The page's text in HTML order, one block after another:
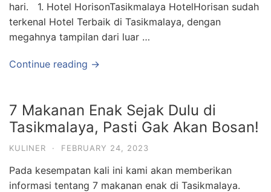
hari. 1. Hotel HorisonTasikmalaya HotelHorisan sudah
terkenal Hotel Terbaik di Tasikmalaya, dengan
megahnya tampilan dari luar …
Continue reading →
7 Makanan Enak Sejak Dulu di
Tasikmalaya, Pasti Gak Akan Bosan!
KULINER · FEBRUARY 24, 2023
Pada kesempatan kali ini kami akan memberikan
informasi tentang 7 makanan enak di Tasikmalaya.